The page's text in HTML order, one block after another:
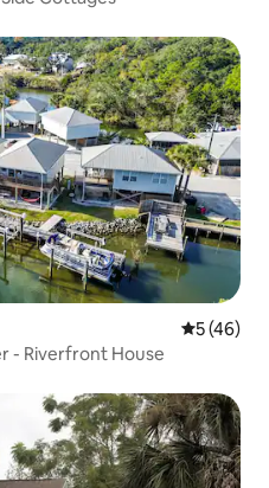
Átlagos
5 (46)
Bon Secour Relax on the River - Riverfront House